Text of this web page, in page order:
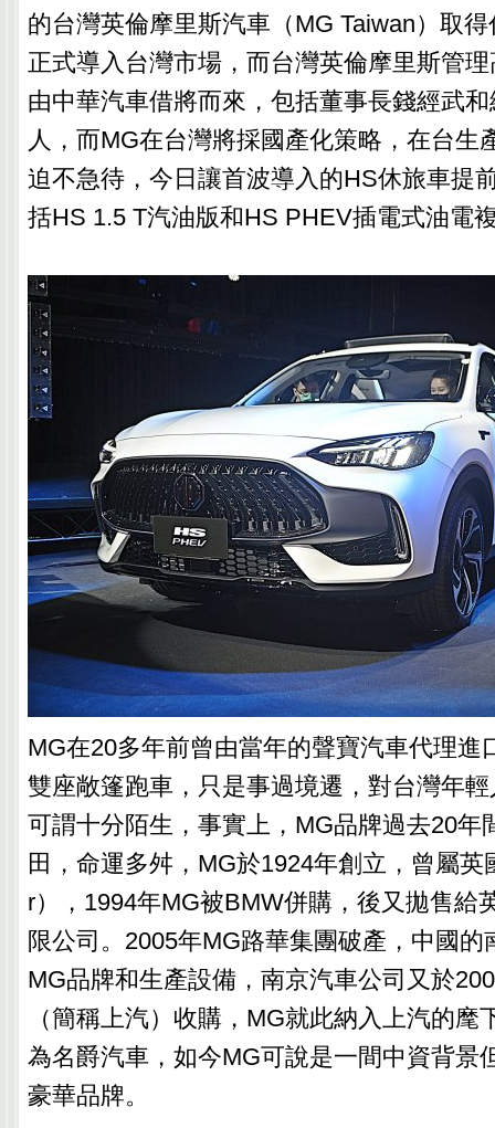
的台灣英倫摩里斯汽車（MG Taiwan）取
正式導入台灣市場，而台灣英倫摩里斯管
由中華汽車借將而來，包括董事長錢經武
人，而MG在台灣將採國產化策略，在台生
迫不急待，今日讓首波導入的HS休旅車提
括HS 1.5 T汽油版和HS PHEV插電式油電
MG在20多年前曾由當年的聲寶汽車代理進
雙座敞篷跑車，只是事過境遷，對台灣年
可謂十分陌生，事實上，MG品牌過去20年
田，命運多舛，MG於1924年創立，曾屬英
r），1994年MG被BMW併購，後又拋售給
限公司。2005年MG路華集團破產，中國的
MG品牌和生產設備，南京汽車公司又於
（簡稱上汽）收購，MG就此納入上汽的麾
為名爵汽車，如今MG可說是一間中資背景
豪華品牌。